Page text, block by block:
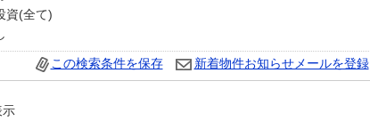
資(全て)
この検索条件を保存 新着物件お知らせメールを登録
示